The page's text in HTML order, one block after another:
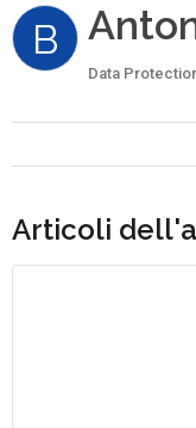
B
Data
Articoli